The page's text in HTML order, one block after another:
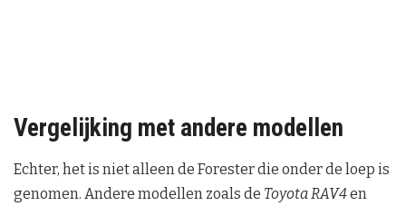
Vergelijking met andere modellen
Echter, het is niet alleen de Forester die onder de loep is
genomen. Andere modellen zoals de Toyota RAV4en